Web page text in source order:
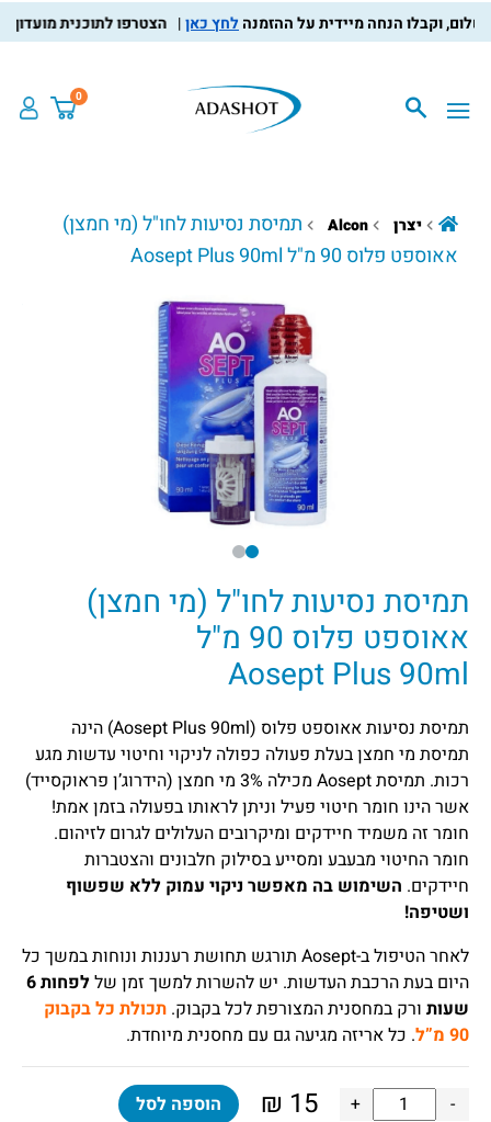
לחץ כאן הצטרפו לתוכנית מועדון
0
יצרן Alcon
תמיסת נסיעות לחו"ל (מי חמצן)
אאוספט פלוס 90 מ"ל Aosept Plus 90ml
תמיסת נסיעות לחו"ל (מי חמצן)
אאוספט פלוס 90 מ"ל
Aosept Plus 90ml
תמיסת נסיעות אאוספט פלוס (Aosept Plus 90ml) הינה
תמיסת מי חמצן בעלת פעולה כפולה לניקוי וחיטוי עדשות מגע
רכות. תמיסת Aosept מכילה 3% מי חמצן (הידרוג’ן פראוקסייד)
אשר הינו חומר חיטוי פעיל וניתן לראותו בפעולה בזמן אמת!
חומר זה משמיד חיידקים ומיקרובים העלולים לגרום לזיהום.
חומר החיטוי מבעבע ומסייע בסילוק חלבונים והצטברות
חיידקים. השימוש בה מאפשר ניקוי עמוק ללא שפשוף
ושטיפה!
לאחר הטיפול ב-Aosept תורגש תחושת רעננות ונוחות במשך כל
היום בעת הרכבת העדשות. יש להשרות למשך זמן של
לפחות 6
שעות ורק במחסנית המצורפת לכל בקבוק. תכולת כל בקבוק
90 מ”ל
. כל אריזה מגיעה גם עם מחסנית מיוחדת.
-
כמות
+
15
₪ הוספה לסל